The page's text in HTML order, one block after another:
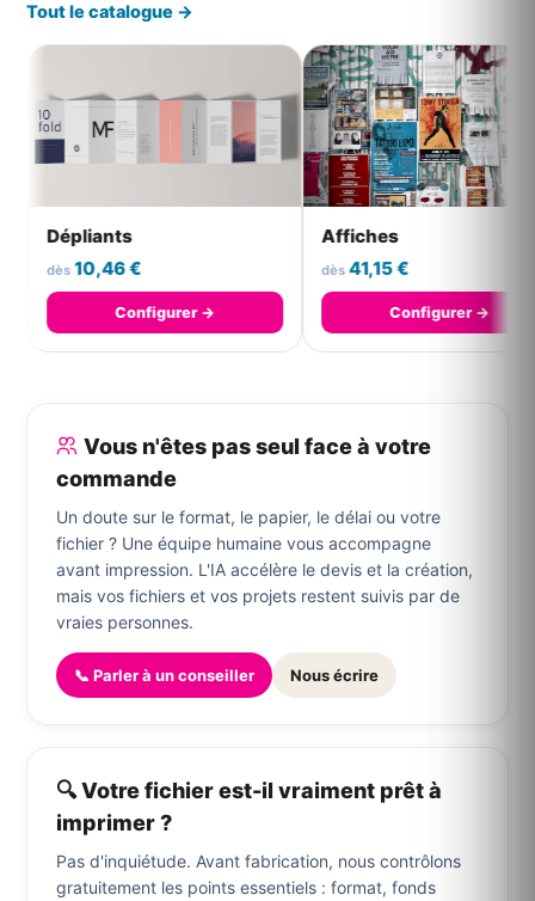
Tout le catalogue →
Vous n'êtes pas seul face à votre
commande
Un doute sur le format, le papier, le délai ou votre
fichier ? Une équipe humaine vous accompagne
avant impression. L'IA accélère le devis et la création,
mais vos fichiers et vos projets restent suivis par de
vraies personnes.
📞 Parler à un conseiller Nous écrire
🔍 Votre fichier est-il vraiment prêt à
imprimer ?
Pas d'inquiétude. Avant fabrication, nous contrôlons
gratuitement les points essentiels : format, fonds